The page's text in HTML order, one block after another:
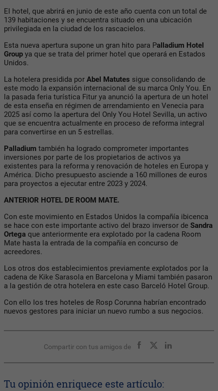
El hotel, que abrirá en junio de este año cuenta con un total de
139 habitaciones y se encuentra situado en una ubicación
privilegiada en la ciudad de los rascacielos.
Esta nueva apertura supone un gran hito para Palladium Hotel
Group ya que se trata del primer hotel que operará en Estados
Unidos.
La hotelera presidida por Abel Matutes sigue consolidando de
este modo la expansión internacional de su marca Only You. En
la pasada feria turística Fitur ya anunció la apertura de un hotel
de esta enseña en régimen de arrendamiento en Venecia para
2025 así como la apertura del Only You Hotel Sevilla, un activo
que se encuentra actualmente en proceso de reforma integral
para convertirse en un 5 estrellas.
Palladium también ha logrado comprometer importantes
inversiones por parte de los propietarios de activos ya
existentes para la reforma y renovación de hoteles en Europa y
América. Dicho presupuesto asciende a 160 millones de euros
para proyectos a ejecutar entre 2023 y 2024.
ANTERIOR HOTEL DE ROOM MATE.
Con este movimiento en Estados Unidos la compañía ibicenca
se hace con este importante activo del brazo inversor de Sandra
Ortega que anteriormente era explotado por la cadena Room
Mate hasta la entrada de la compañía en concurso de
acreedores.
Los otros dos establecimientos previamente explotados por la
cadena de Kike Sarasola en Barcelona y Miami también pasaron
a la gestión de otra hotelera en este caso Barceló Hotel Group.
Con ello los tres hoteles de Rosp Corunna habrían encontrado
nuevos gestores para iniciar un nuevo rumbo a sus negocios.
Compartir con tus amigos de
Tu opinión enriquece este artículo: